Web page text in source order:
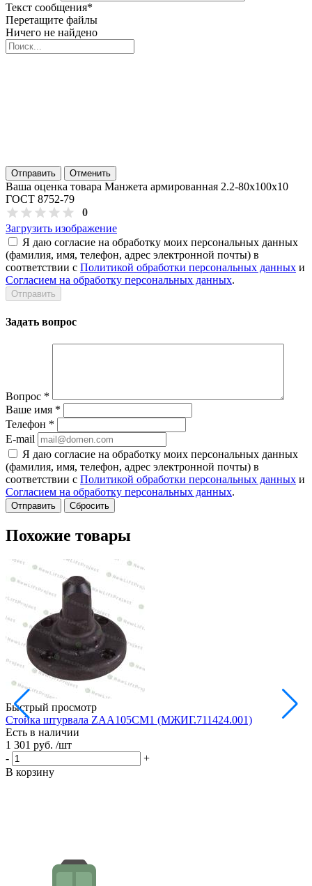
Текст сообщения*
Перетащите файлы
Ничего не найдено
Отправить Отменить
Ваша оценка товара Манжета армированная 2.2-80х100х10
ГОСТ 8752-79
0
Загрузить изображение
Я даю согласие на обработку моих персональных данных
(фамилия, имя, телефон, адрес электронной почты) в
соответствии с Политикой обработки персональных данных и
Согласием на обработку персональных данных.
Задать вопрос
Вопрос *
Ваше имя *
Телефон *
E-mail
Я даю согласие на обработку моих персональных данных
(фамилия, имя, телефон, адрес электронной почты) в
соответствии с Политикой обработки персональных данных и
Согласием на обработку персональных данных.
Сбросить
Похожие товары
Быстрый просмотр
Стойка штурвала ZAA105CM1 (МЖИГ.711424.001)
Есть в наличии
1 301 руб. /шт
-
+
В корзину